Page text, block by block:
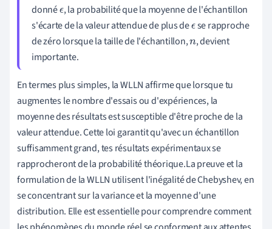
donnéϵ, la probabilité que la moyenne de l'échantillon
s'écarte de la valeur attendue de plus deϵse rapproche
de zéro lorsque la taille de l'échantillon,n, devient
importante.
En termes plus simples, la WLLN affirme que lorsque tu
augmentes le nombre d'essais ou d'expériences, la
moyenne des résultats est susceptible d'être proche de la
valeur attendue. Cette loi garantit qu'avec un échantillon
suffisamment grand, tes résultats expérimentaux se
rapprocheront de la probabilité théorique.La preuve et la
formulation de la WLLN utilisent l'inégalité de Chebyshev, en
se concentrant sur la variance et la moyenne d'une
distribution. Elle est essentielle pour comprendre comment